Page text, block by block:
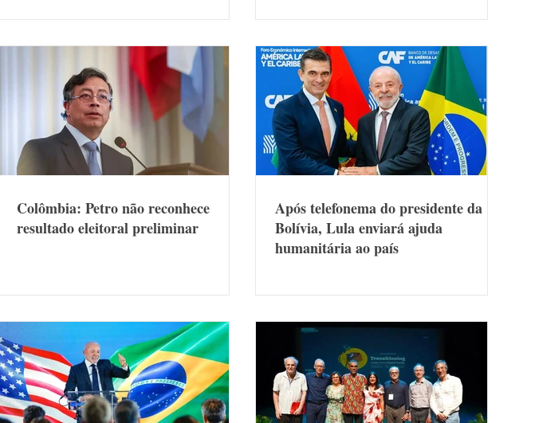
Colômbia: Petro não reconhece
resultado eleitoral preliminar
Após telefonema do presidente da
Bolívia, Lula enviará ajuda
humanitária ao país